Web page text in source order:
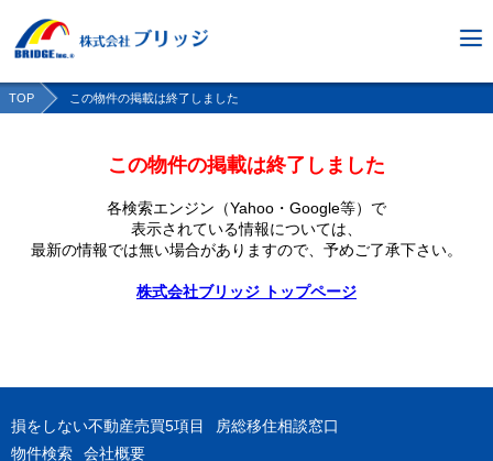
TOP この物件の掲載は終了しました
この物件の掲載は終了しました
各検索エンジン（Yahoo・Google等）で
表示されている情報については、
最新の情報では無い場合がありますので、 予めご了承下さい。
株式会社ブリッジ トップページ
損をしない不動産売買5項目
房総移住相談窓口
物件検索
会社概要